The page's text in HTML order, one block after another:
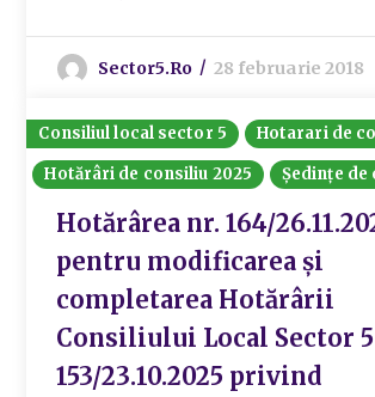
Sector5.ro 28 februarie 2018
Consiliul local sector 5
Hotarari de
Hotărâri de consiliu 2025
Ședințe de
Hotărârea nr. 164/
pentru modificarea și
completarea Hotărârii
Consiliului Local Sector
153/23.10.2025 privind